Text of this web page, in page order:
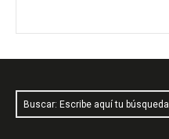
Buscar: Escribe aquí tu búsqueda